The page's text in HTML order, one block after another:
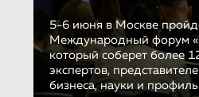
5-6 июня в Москве
Международный форум
который соберет более
экспертов,
бизнеса, науки и